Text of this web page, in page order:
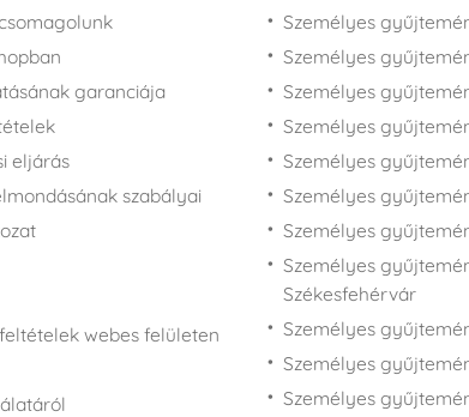
garanciája
eljárás
szabályai
webes felületen
Személyes
Személyes
Személyes
Személyes
Személyes
Személyes
Személyes
Személyes
Székesfehérvár
Személyes
Személyes
Személyes